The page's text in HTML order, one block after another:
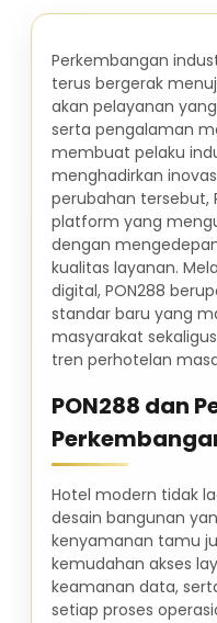
Perkembangan
terus bergerak
akan pelayanan
serta pengalaman
membuat pelaku
menghadirkan
perubahan tersebut,
platform yang
dengan
kualitas layanan.
digital, PON288
standar baru yang
masyarakat
tren perhotelan
PON288 dan
Hotel modern tidak
desain bangunan
kenyamanan tamu
kemudahan akses
keamanan data,
setiap proses